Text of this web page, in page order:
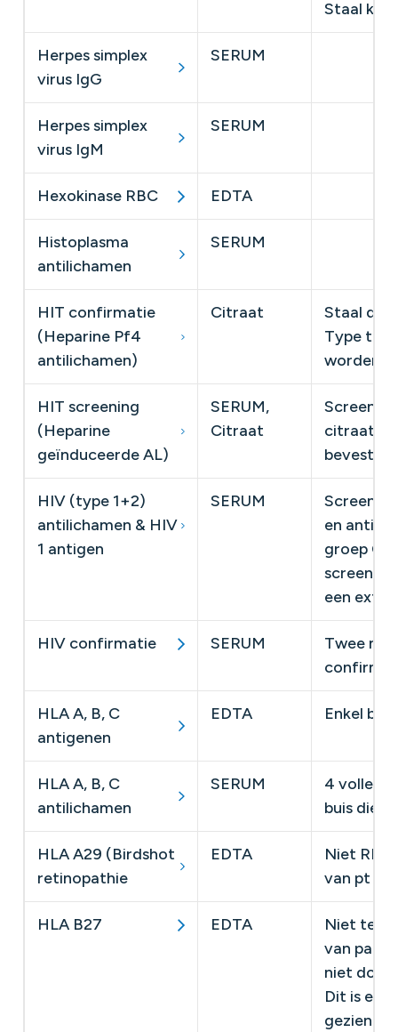
Staal kan
Herpes simplex
virus IgG
SERUM
Herpes simplex
virus IgM
SERUM
Hexokinase RBC EDTA
Histoplasma
antilichamen
SERUM
HIT confirmatie
(Heparine Pf4
antilichamen)
Citraat
Staal
Type
worden
HIT screening
(Heparine
geïnduceerde AL)
SERUM,
Citraat
citraat
HIV (type 1+2)
antilichamen & HIV
1 antigen
SERUM
en
groep O)
een
HIV confirmatie SERUM
Twee
HLA A, B, C
antigenen
EDTA Enkel bij
HLA A, B, C
antilichamen
SERUM
​4 volle
buis
HLA A29 (Birdshot
retinopathie
EDTA
​Niet
van pt
HLA B27 EDTA
Niet
van
niet
Dit is
gezien